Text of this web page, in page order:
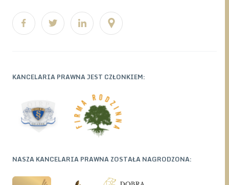
KANCELARIA PRAWNA JEST CZŁONKIEM:
NASZA KANCELARIA PRAWNA ZOSTAŁA NAGRODZONA: